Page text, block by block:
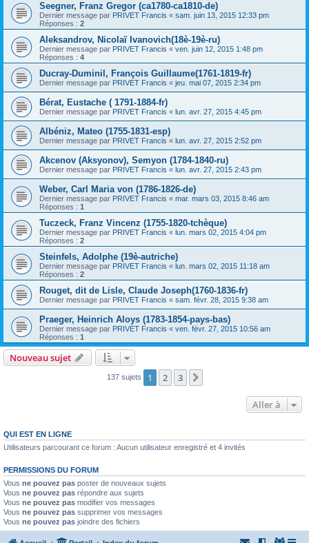
Seegner, Franz Gregor (ca1780-ca1810-de)
Dernier message par PRIVET Francis « sam. juin 13, 2015 12:33 pm
Réponses : 2
Aleksandrov, Nicolaï Ivanovich(18è-19è-ru)
Dernier message par PRIVET Francis « ven. juin 12, 2015 1:48 pm
Réponses : 4
Ducray-Duminil, François Guillaume(1761-1819-fr)
Dernier message par PRIVET Francis « jeu. mai 07, 2015 2:34 pm
Bérat, Eustache ( 1791-1884-fr)
Dernier message par PRIVET Francis « lun. avr. 27, 2015 4:45 pm
Albéniz, Mateo (1755-1831-esp)
Dernier message par PRIVET Francis « lun. avr. 27, 2015 2:52 pm
Akcenov (Aksyonov), Semyon (1784-1840-ru)
Dernier message par PRIVET Francis « lun. avr. 27, 2015 2:43 pm
Weber, Carl Maria von (1786-1826-de)
Dernier message par PRIVET Francis « mar. mars 03, 2015 8:46 am
Réponses : 1
Tuczeck, Franz Vincenz (1755-1820-tchèque)
Dernier message par PRIVET Francis « lun. mars 02, 2015 4:04 pm
Réponses : 2
Steinfels, Adolphe (19è-autriche)
Dernier message par PRIVET Francis « lun. mars 02, 2015 11:18 am
Réponses : 2
Rouget, dit de Lisle, Claude Joseph(1760-1836-fr)
Dernier message par PRIVET Francis « sam. févr. 28, 2015 9:38 am
Praeger, Heinrich Aloys (1783-1854-pays-bas)
Dernier message par PRIVET Francis « ven. févr. 27, 2015 10:56 am
Réponses : 1
Nouveau sujet
137 sujets 1 2 3
Aller à
QUI EST EN LIGNE
Utilisateurs parcourant ce forum : Aucun utilisateur enregistré et 4 invités
PERMISSIONS DU FORUM
Vous ne pouvez pas poster de nouveaux sujets
Vous ne pouvez pas répondre aux sujets
Vous ne pouvez pas modifier vos messages
Vous ne pouvez pas supprimer vos messages
Vous ne pouvez pas joindre des fichiers